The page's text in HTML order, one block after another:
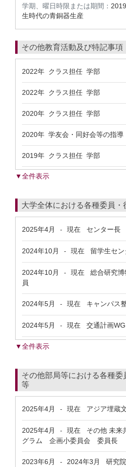
学期、曜日時限または期間：
生時代の青銅器生産
その他教育活動及び特記事項
2022年 クラス担任 学部
2022年 クラス担任 学部
2020年 クラス担任 学部
2020年 学友会・同好会等の指
2019年 クラス担任 学部
▼全件表示
大学全体における各種委員・
2025年4月 - 現在 センター長
2024年10月 - 現在 留学生セ
2024年10月 - 現在 総合研究
員
2024年5月 - 現在 キャンパス
2024年5月 - 現在 交通計画
▼全件表示
その他部局等における各種委
等
2025年4月 - 現在 アジア埋蔵
2025年4月 - 現在 その他 未来
グラム 企画小委員会 委員長
2023年6月 - 2024年3月
研究